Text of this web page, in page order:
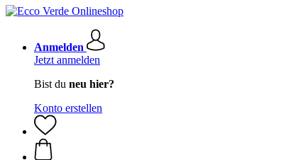
Anmelden
Jetzt anmelden
Bist du neu hier?
Konto erstellen